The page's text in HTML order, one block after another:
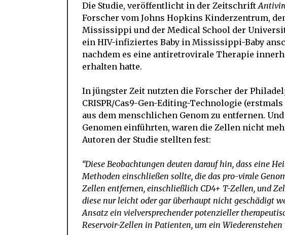
Die Studie, veröffentlicht in der Zeitschrift
Forscher vom Johns Hopkins Kinderzentrum,
Mississippi und der Medical School der
ein HIV-infiziertes Baby in Mississippi-Baby
nachdem es eine antiretrovirale Therapie
erhalten hatte.
In jüngster Zeit nutzten die Forscher der
CRISPR/Cas9-Gen-Editing-Technologie
aus dem menschlichen Genom zu entfernen.
Genomen einführten, waren die Zellen nicht
Autoren der Studie stellten fest:
“Diese Beobachtungen deuten darauf hin, dass eine
Methoden einschließen sollte, die das pro-virale
Zellen entfernen, einschließlich CD4+ T-Zellen, und
diese nur leicht oder gar überhaupt nicht geschädigt
Ansatz ein vielversprechender potenzieller
Reservoir-Zellen in Patienten, um ein